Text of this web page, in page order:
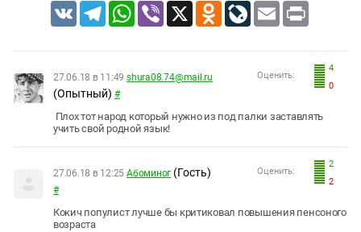
VK TelegramWhatsApp
Viber X Odnoklassniki
LiveJournal
Email Print
4
0
Оценить:
27.06.18 в 11:49 shura08.74@mail.ru
(Опытный) #
Плох тот народ который нужно из под палки заставлять
учить свой родной язык!
2
2
Оценить:
27.06.18 в 12:25 Абоминог (Гость)
#
Кокич популист лучше бы критиковал повышения пенсоного
возраста